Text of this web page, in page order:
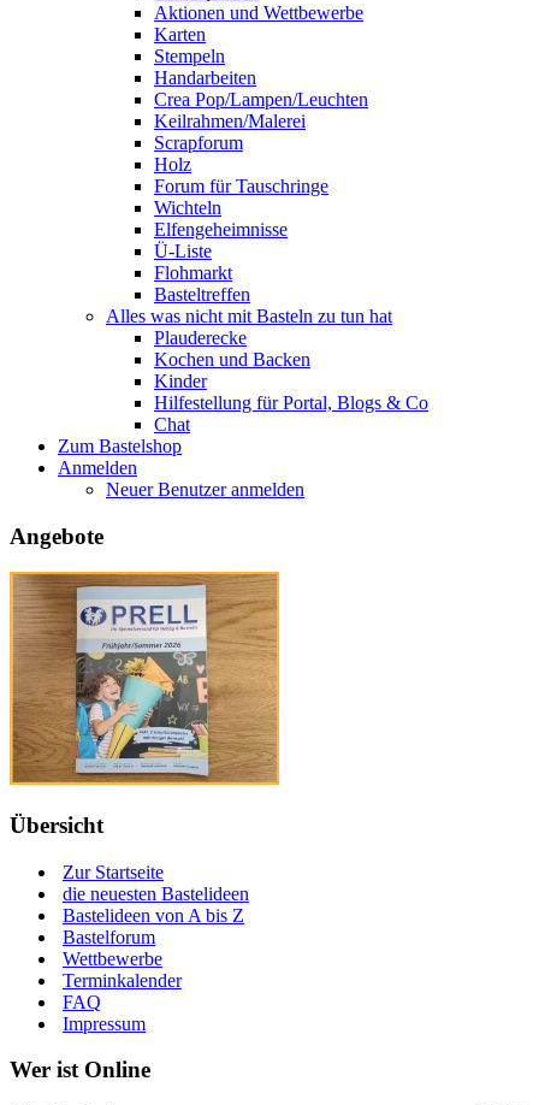
Aktionen und Wettbewerbe
Karten
Stempeln
Handarbeiten
Crea Pop/Lampen/Leuchten
Keilrahmen/Malerei
Scrapforum
Holz
Forum für Tauschringe
Wichteln
Elfengeheimnisse
Ü-Liste
Flohmarkt
Basteltreffen
Alles was nicht mit Basteln zu tun hat
Plauderecke
Kochen und Backen
Kinder
Hilfestellung für Portal, Blogs & Co
Chat
Zum Bastelshop
Anmelden
Neuer Benutzer anmelden
Angebote
Übersicht
Zur Startseite
die neuesten Bastelideen
Bastelideen von A bis Z
Bastelforum
Wettbewerbe
Terminkalender
FAQ
Impressum
Wer ist Online